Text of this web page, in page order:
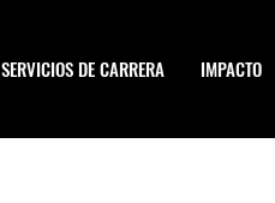
SERVICIOS DE CARRERA IMPACTO